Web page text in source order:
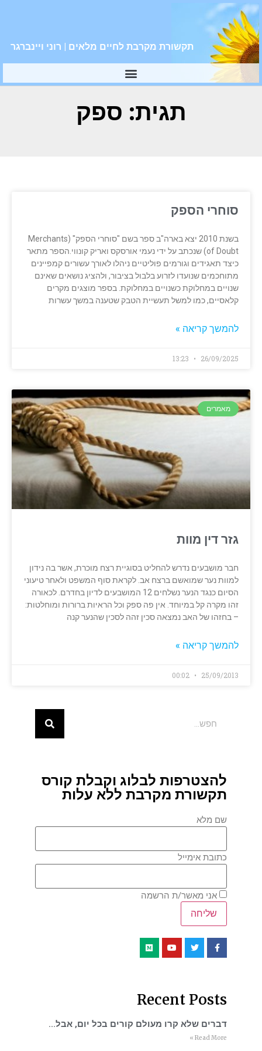
תקשורת מקרבת לחיים מלאים | רוני ויינברגר
תגית: ספק
סוחרי הספק
בשנת 2010 יצא בארה"ב ספר בשם "סוחרי הספק" (Merchants
of Doubt) שנכתב על ידי נעמי אורסקס ואריק קונווי.הספר מתאר
כיצד תאגידים וגורמים פוליטיים ניהלו לאורך עשורים קמפיינים
מתוחכמים שנועדו לזרוע בלבול בציבור, ולהציג נושאים שאינם
שנויים במחלוקת כשנויים במחלוקת. בספר מוצגים מקרים
קלאסיים, כמו למשל תעשיית הטבק שטענה במשך עשרות
להמשך קריאה »
26/09/2025
מאמרים
גזר דין מוות
חבר מושבעים נדרש להחליט בסוגיית רצח מוכרת, אשר בה נידון
למוות נער שמואשם ברצח אב. לקראת סוף המשפט ולאחר טיעוני
הסיום כנגד הנער נשלחים 12 המושבעים לדיון בחדרם. לכאורה
זהו מקרה קל במיוחד. אין פה ספק וכל הראיות ברורות ומוחלטות:
– בחזהו של האב נמצאה סכין זהה לסכין שהנער קנה
להמשך קריאה »
25/09/2013
להצטרפות לבלוג וקבלת קורס
תקשורת מקרבת ללא עלות
שם מלא
כתובת אימייל
אני מאשר/ת הרשמה
Recent Posts
דברים שלא קרו מעולם קורים בכל יום, אבל…
Read More »